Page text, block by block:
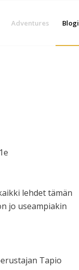
Adventures Blogi
lehdet tämän
jo useampiakin
Tapio